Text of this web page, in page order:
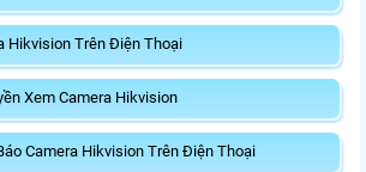
Hikvision Trên Điện Thoại
Xem Camera Hikvision
Camera Hikvision Trên Điện Thoại